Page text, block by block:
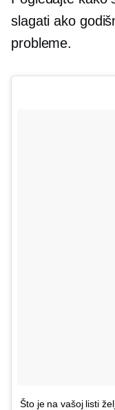
slagati ako
probleme.
Što je na vašoj listi